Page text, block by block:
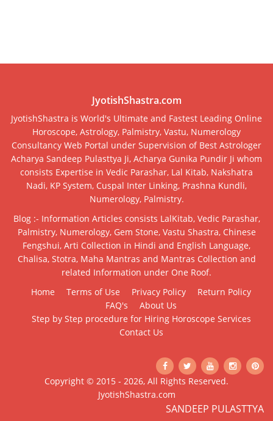
JyotishShastra.com
JyotishShastra is World's Ultimate and Fastest Leading Online
Horoscope, Astrology, Palmistry, Vastu, Numerology
Consultancy Web Portal under Supervision of Best Astrologer
Acharya Sandeep Pulasttya Ji, Acharya Gunika Pundir Ji whom
consists Expertise in Vedic Parashar, Lal Kitab, Nakshatra
Nadi, KP System, Cuspal Inter Linking, Prashna Kundli,
Numerology, Palmistry.
Blog :- Information Articles consists LalKitab, Vedic Parashar,
Palmistry, Numerology, Gem Stone, Vastu Shastra, Chinese
Fengshui, Arti Collection in Hindi and English Language,
Chalisa, Stotra, Maha Mantras and Mantras Collection and
related Information under One Roof.
Home
Terms of Use Privacy Policy
Return Policy
FAQ's
About Us
Step by Step procedure for Hiring Horoscope Services
Contact Us
Copyright © 2015 - 2026, All Rights Reserved.
JyotishShastra.com
SANDEEP PULASTTYA